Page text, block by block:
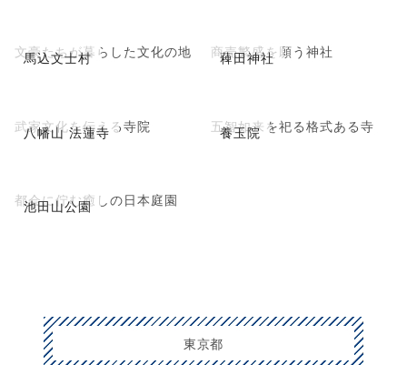
馬込文士村
文豪たちが暮らした文化の地 薭田神社
商売繁盛を願う神社
八幡山 法蓮寺
武家文化を伝える寺院 養玉院
五智如来を祀る格式ある寺
池田山公園
都会に佇む癒しの日本庭園
東京都